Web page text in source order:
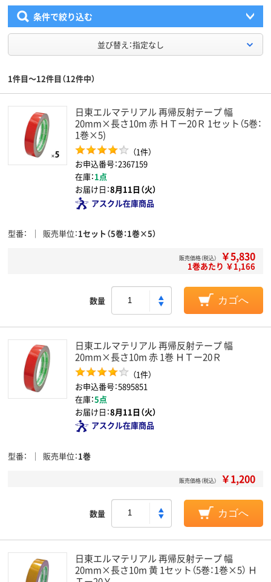
条件で絞り込む
並び替え：指定なし
1件目～12件目（12件中）
日東エルマテリアル 再帰反射テープ 幅
20mm×長さ10m 赤 ＨＴー20Ｒ 1セット（5巻：
1巻×5)
（1件）
お申込番号：2367159
在庫：1点
お届け日：8月11日（火）
アスクル在庫商品
型番 販売単位 1セット（5巻：1巻×5）
販売価格（税込） ￥5,830
1巻あたり ￥1,166
数量 カゴへ
日東エルマテリアル 再帰反射テープ 幅
20mm×長さ10m 赤 1巻 ＨＴー20Ｒ
（1件）
お申込番号：5895851
在庫：5点
お届け日：8月11日（火）
アスクル在庫商品
型番 販売単位 1巻
販売価格（税込） ￥1,200
数量 カゴへ
日東エルマテリアル 再帰反射テープ 幅
20mm×長さ10m 黄 1セット（5巻：1巻×5） Ｈ